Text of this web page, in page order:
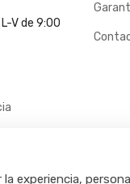
experiencia,
V de 9:00